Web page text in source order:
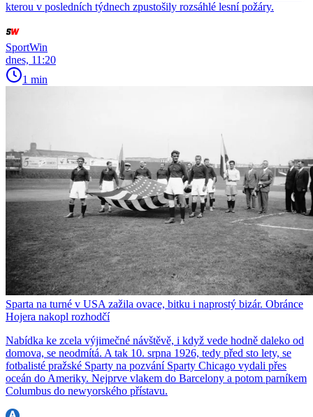
kterou v posledních týdnech zpustošily rozsáhlé lesní požáry.
SportWin
dnes, 11:20
1 min
Sparta na turné v USA zažila ovace, bitku i naprostý bizár. Obránce
Hojera nakopl rozhodčí
Nabídka ke zcela výjimečné návštěvě, i když vede hodně daleko od
domova, se neodmítá. A tak 10. srpna 1926, tedy před sto lety, se
fotbalisté pražské Sparty na pozvání Sparty Chicago vydali přes
oceán do Ameriky. Nejprve vlakem do Barcelony a potom parníkem
Columbus do newyorského přístavu.